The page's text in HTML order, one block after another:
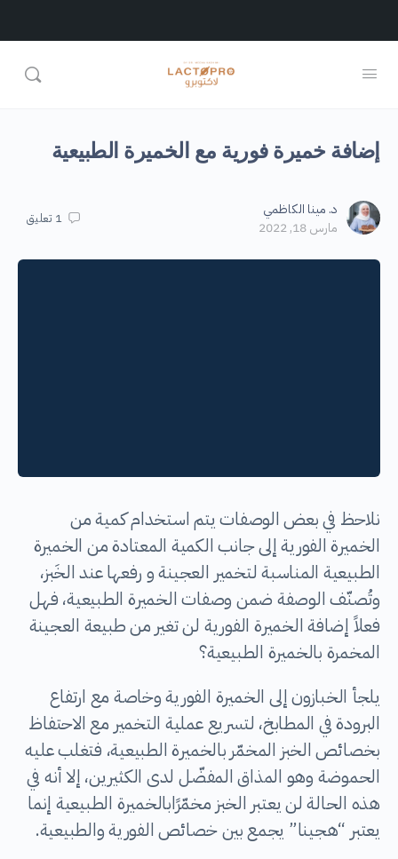
إضافة خميرة فورية مع الخميرة الطبيعية
د. مينا الكاظمي
مارس 18, 2022
1 تعليق
نلاحظ في بعض الوصفات يتم استخدام كمية من
الخميرة الفورية إلى جانب الكمية المعتادة من الخميرة
الطبيعية المناسبة لتخمير العجينة و رفعها عند الخَبز،
وتُصنّف الوصفة ضمن وصفات الخميرة الطبيعية، فهل
فعلاً إضافة الخميرة الفورية لن تغير من طبيعة العجينة
المخمرة بالخميرة الطبيعية؟
يلجأ الخبازون إلى الخميرة الفورية وخاصة مع ارتفاع
البرودة في المطابخ، لتسريع عملية التخمير مع الاحتفاظ
بخصائص الخبز المخمّر بالخميرة الطبيعية، فتغلب عليه
الحموضة وهو المذاق المفضّل لدى الكثيرين، إلا أنه في
هذه الحالة لن يعتبر الخبز مخمّرًابالخميرة الطبيعية إنما
يعتبر “هجينا” يجمع بين خصائص الفورية والطبيعية.